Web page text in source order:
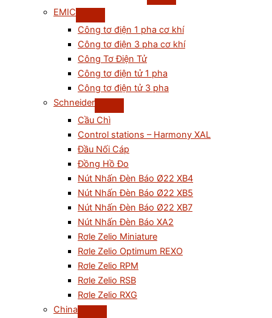
EMIC
Công tơ điện 1 pha cơ khí
Công tơ điện 3 pha cơ khí
Công Tơ Điện Tử
Công tơ điện tử 1 pha
Công tơ điện tử 3 pha
Schneider
Cầu Chì
Control stations – Harmony XAL
Đầu Nối Cáp
Đồng Hồ Đo
Nút Nhấn Đèn Báo Ø22 XB4
Nút Nhấn Đèn Báo Ø22 XB5
Nút Nhấn Đèn Báo Ø22 XB7
Nút Nhấn Đèn Báo XA2
Rơle Zelio Miniature
Rơle Zelio Optimum REXO
Rơle Zelio RPM
Rơle Zelio RSB
Rơle Zelio RXG
China